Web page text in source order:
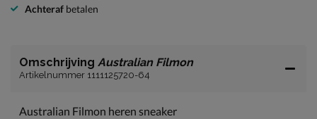
Achteraf betalen
Omschrijving Australian Filmon
Artikelnummer 1111125720-64
Australian Filmon heren sneaker